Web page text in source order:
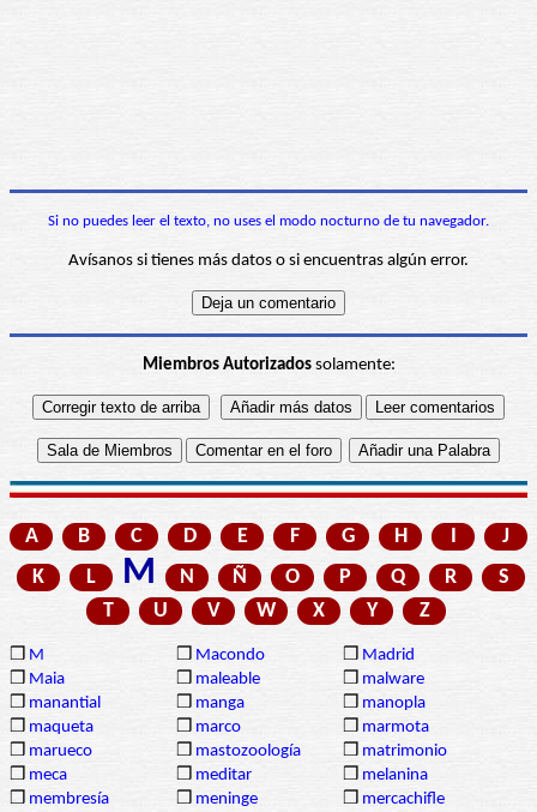
Si no puedes leer el texto, no uses el modo nocturno de tu navegador.
Avísanos si tienes más datos o si encuentras algún error.
Miembros Autorizadossolamente:
A B C D E F G H
J
K
L M N Ñ O P Q R
S
T
U V W X Y Z
❒ M ❒ Macondo ❒ Madrid
❒ Maia ❒ maleable ❒ malware
❒ manantial ❒ manga ❒ manopla
❒ maqueta ❒ marco ❒ marmota
❒ marueco ❒ mastozoología ❒ matrimonio
❒ meca ❒ meditar ❒ melanina
❒ membresía ❒ meninge ❒ mercachifle